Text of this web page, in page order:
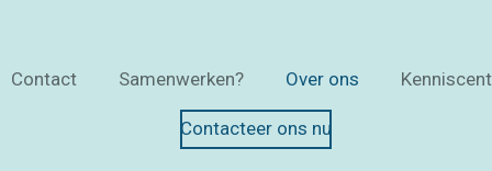
Contact Samenwerken? Over ons
Contacteer ons nu